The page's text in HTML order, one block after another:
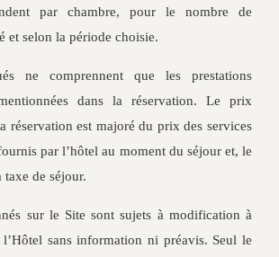
par chambre, pour le nombre de
et selon la période choisie.
ne comprennent que les prestations
dans la réservation. Le prix
réservation est majoré du prix des services
par l’hôtel au moment du séjour et, le
taxe de séjour.
sur le Site sont sujets à modification à
sans information ni préavis. Seul le